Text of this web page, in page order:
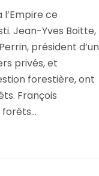
ce
Jean-Yves Boitte,
président d’un
privés, et
forestière, ont
François
forêts…